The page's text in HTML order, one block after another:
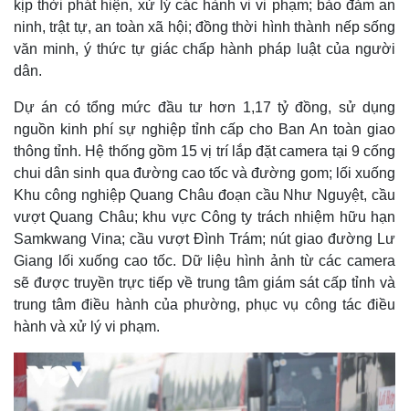
kịp thời phát hiện, xử lý các hành vi vi phạm; bảo đảm an
ninh, trật tự, an toàn xã hội; đồng thời hình thành nếp sống
văn minh, ý thức tự giác chấp hành pháp luật của người
dân.
Dự án có tổng mức đầu tư hơn 1,17 tỷ đồng, sử dụng
nguồn kinh phí sự nghiệp tỉnh cấp cho Ban An toàn giao
thông tỉnh. Hệ thống gồm 15 vị trí lắp đặt camera tại 9 cống
chui dân sinh qua đường cao tốc và đường gom; lối xuống
Khu công nghiệp Quang Châu đoạn cầu Như Nguyệt, cầu
vượt Quang Châu; khu vực Công ty trách nhiệm hữu hạn
Samkwang Vina; cầu vượt Đình Trám; nút giao đường Lư
Giang lối xuống cao tốc. Dữ liệu hình ảnh từ các camera
sẽ được truyền trực tiếp về trung tâm giám sát cấp tỉnh và
trung tâm điều hành của phường, phục vụ công tác điều
hành và xử lý vi phạm.